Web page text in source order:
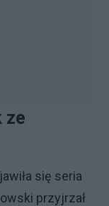
ze
się seria
przyjrzał